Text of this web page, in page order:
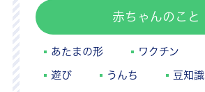
赤ちゃんのこと
あたまの形 ワクチン
遊び うんち 豆知識